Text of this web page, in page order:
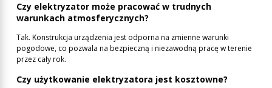
Czy elektryzator może pracować w trudnych
warunkach atmosferycznych?
Tak. Konstrukcja urządzenia jest odporna na zmienne warunki
pogodowe, co pozwala na bezpieczną i niezawodną pracę w terenie
przez cały rok.
Czy użytkowanie elektryzatora jest kosztowne?